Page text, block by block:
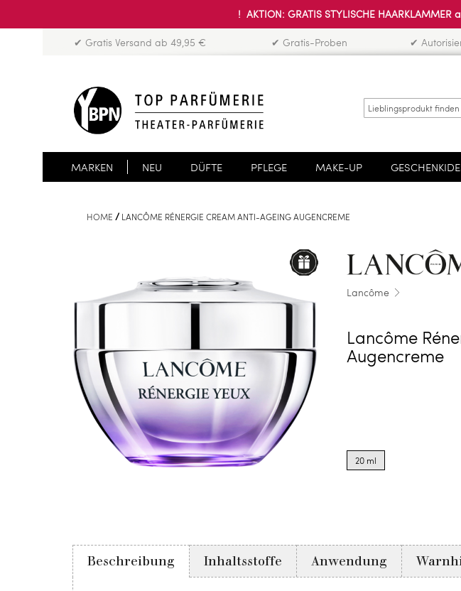
! AKTION: GRATIS STYLISCHE
✔ Gratis Versand ab 49,95 € ✔ Gratis-Proben ✔
MARKEN NEU DÜFTE PFLEGE MAKE-UP
HOME LANCÔME RÉNERGIE CREAM ANTI-AGEING AUGENCREME
Lancôme
Lancôme
Augencreme
options
for20 ml
Beschreibung Inhaltsstoffe Anwendung